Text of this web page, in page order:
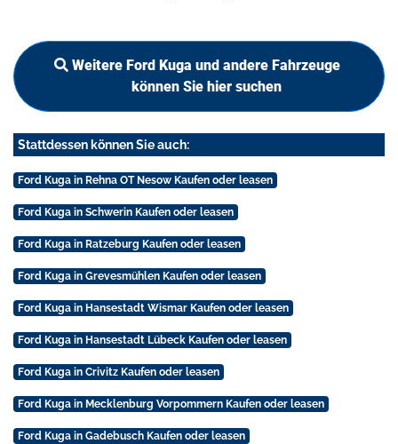
Weitere Ford Kuga und andere Fahrzeuge
können Sie hier suchen
Stattdessen können Sie auch:
Ford Kuga in Rehna OT Nesow Kaufen oder leasen
Ford Kuga in Schwerin Kaufen oder leasen
Ford Kuga in Ratzeburg Kaufen oder leasen
Ford Kuga in Grevesmühlen Kaufen oder leasen
Ford Kuga in Hansestadt Wismar Kaufen oder leasen
Ford Kuga in Hansestadt Lübeck Kaufen oder leasen
Ford Kuga in Crivitz Kaufen oder leasen
Ford Kuga in Mecklenburg Vorpommern Kaufen oder leasen
Ford Kuga in Gadebusch Kaufen oder leasen